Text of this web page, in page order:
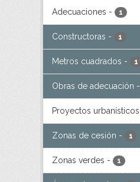
Adecuaciones - 1
Constructoras - 1
Metros cuadrados - 1
Obras de adecuación -
Proyectos urbanísticos
Zonas de cesión - 1
Zonas verdes - 1